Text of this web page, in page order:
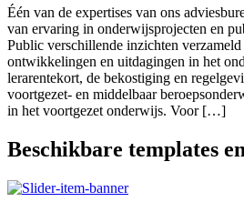
Één van de expertises van ons
van ervaring in onderwijsprojecten en
Public verschillende inzichten
ontwikkelingen en uitdagingen in het
lerarentekort, de bekostiging en
voortgezet- en middelbaar
in het voortgezet onderwijs. Voor […]
Beschikbare templates